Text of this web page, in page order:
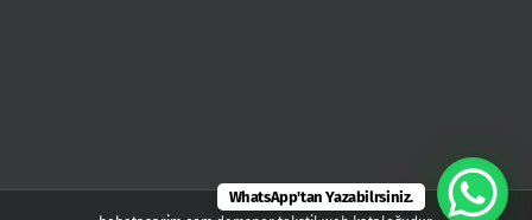
WhatsApp'tan Yazabilrsiniz.